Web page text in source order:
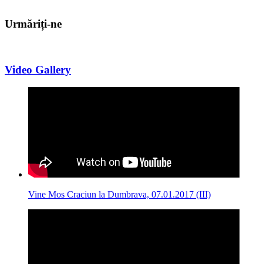
Urmăriți-ne
Video Gallery
Vine Mos Craciun la Dumbrava, 07.01.2017 (III)